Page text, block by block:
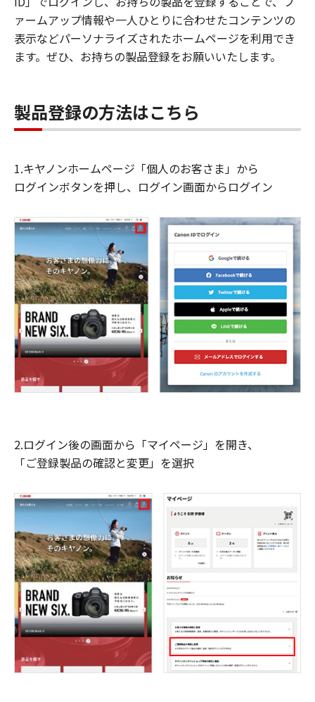
ァームアップ情報や一人ひとりに合わせたコンテンツの
表示などパーソナライズされたホームページを利用でき
ます。ぜひ、お持ちの製品登録をお願いいたします。
製品登録の方法はこちら
1.キヤノンホームページ「個人のお客さま」から
ログインボタンを押し、ログイン画面からログイン
2.ログイン後の画面から「マイページ」を開き、
「ご登録製品の確認と変更」を選択